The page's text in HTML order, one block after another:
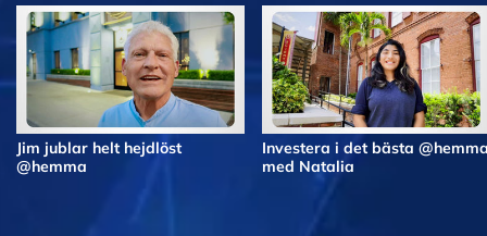
Jim jublar helt hejdlöst
@hemma
Investera i det bästa
med Natalia